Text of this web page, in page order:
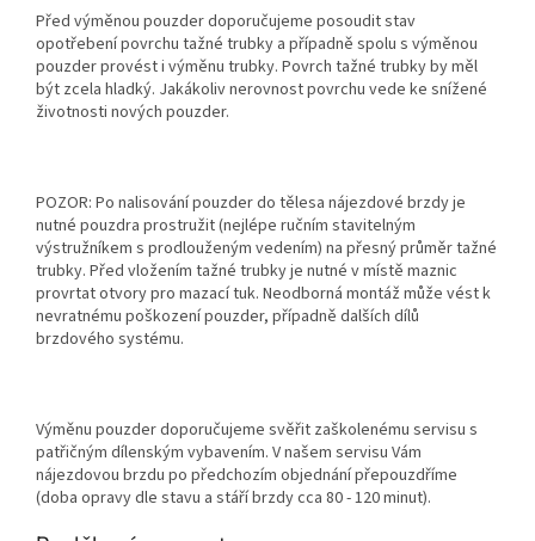
Před výměnou pouzder doporučujeme posoudit stav
opotřebení povrchu tažné trubky a případně spolu s výměnou
pouzder provést i výměnu trubky. Povrch tažné trubky by měl
být zcela hladký. Jakákoliv nerovnost povrchu vede ke snížené
životnosti nových pouzder.
POZOR: Po nalisování pouzder do tělesa nájezdové brzdy je
nutné pouzdra prostružit (nejlépe ručním stavitelným
výstružníkem s prodlouženým vedením) na přesný průměr tažné
trubky. Před vložením tažné trubky je nutné v místě maznic
provrtat otvory pro mazací tuk. Neodborná montáž může vést k
nevratnému poškození pouzder, případně dalších dílů
brzdového systému.
Výměnu pouzder doporučujeme svěřit zaškolenému servisu s
patřičným dílenským vybavením. V našem servisu Vám
nájezdovou brzdu po předchozím objednání přepouzdříme
(doba opravy dle stavu a stáří brzdy cca 80 - 120 minut).